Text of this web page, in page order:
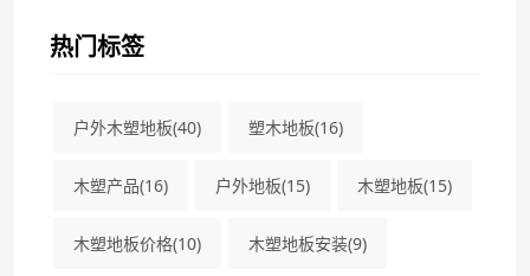
热门标签
户外木塑地板(40) 塑木地板(16)
木塑产品(16) 户外地板(15) 木塑地板(15)
木塑地板价格(10) 木塑地板安装(9)